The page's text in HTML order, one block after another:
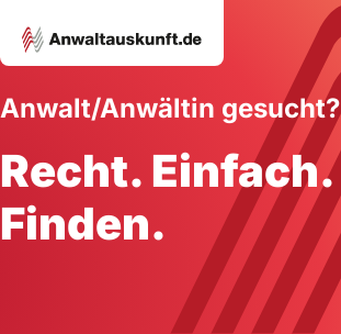
Anwalt/Anwältin gesucht?
Recht. Einfach.
Finden.